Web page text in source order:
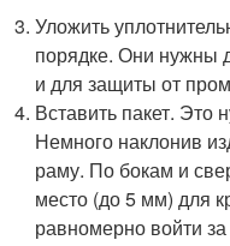
Уложить
порядке. Они нужны
и для защиты от
Вставить пакет. Это
Немного наклонив
раму. По бокам и
место (до 5 мм) для
равномерно войти